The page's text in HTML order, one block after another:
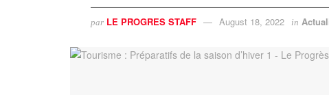
par LE PROGRES STAFF August 18, 2022 in